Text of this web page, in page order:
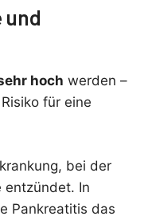
und
hoch werden –
für eine
bei der
entzündet. In
Pankreatitis das